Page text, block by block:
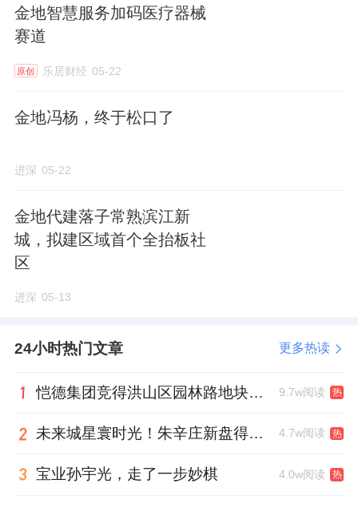
金地智慧服务加码医疗器械
赛道
原创 乐居财经 05-22
金地冯杨，终于松口了
进深 05-22
金地代建落子常熟滨江新
城，拟建区域首个全抬板社
区
进深 05-13
24小时热门文章 更多热读
恺德集团竞得洪山区园林路地块，引入贝好家C2M产品定位及营销服务 9.7w阅读 热
未来城星寰时光！朱辛庄新盘得房率创新高 4.7w阅读 热
宝业孙宇光，走了一步妙棋 4.0w阅读 热